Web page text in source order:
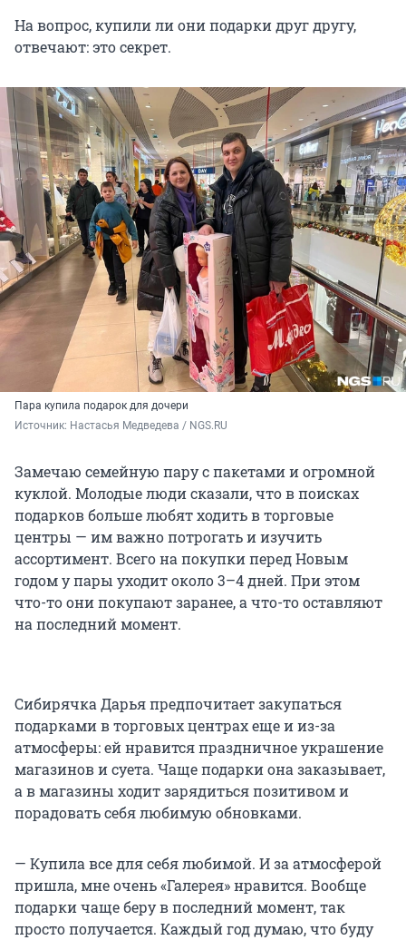
На вопрос, купили ли они подарки друг другу,
отвечают: это секрет.
Пара купила подарок для дочери
Источник: Настасья Медведева / NGS.RU
Замечаю семейную пару с пакетами и огромной
куклой. Молодые люди сказали, что в поисках
подарков больше любят ходить в торговые
центры — им важно потрогать и изучить
ассортимент. Всего на покупки перед Новым
годом у пары уходит около 3–4 дней. При этом
что-то они покупают заранее, а что-то оставляют
на последний момент.
Сибирячка Дарья предпочитает закупаться
подарками в торговых центрах еще и из-за
атмосферы: ей нравится праздничное украшение
магазинов и суета. Чаще подарки она заказывает,
а в магазины ходит зарядиться позитивом и
порадовать себя любимую обновками.
— Купила все для себя любимой. И за атмосферой
пришла, мне очень «Галерея» нравится. Вообще
подарки чаще беру в последний момент, так
просто получается. Каждый год думаю, что буду